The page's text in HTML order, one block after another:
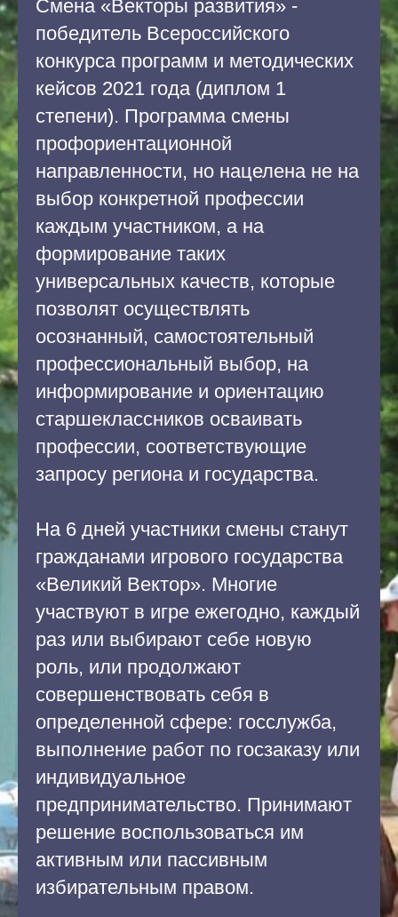
Смена «Векторы развития» -
победитель Всероссийского
конкурса программ и методических
кейсов 2021 года (диплом 1
степени). Программа смены
профориентационной
направленности, но нацелена не на
выбор конкретной профессии
каждым участником, а на
формирование таких
универсальных качеств, которые
позволят осуществлять
осознанный, самостоятельный
профессиональный выбор, на
информирование и ориентацию
старшеклассников осваивать
профессии, соответствующие
запросу региона и государства.
На 6 дней участники смены станут
гражданами игрового государства
«Великий Вектор». Многие
участвуют в игре ежегодно, каждый
раз или выбирают себе новую
роль, или продолжают
совершенствовать себя в
определенной сфере: госслужба,
выполнение работ по госзаказу или
индивидуальное
предпринимательство. Принимают
решение воспользоваться им
активным или пассивным
избирательным правом.